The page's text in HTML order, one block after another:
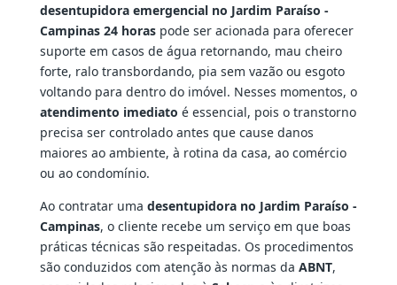
desentupidora emergencial no Jardim Paraíso -
Campinas 24 horaspode ser acionada para oferecer
suporte em casos de água retornando, mau cheiro
forte, ralo transbordando, pia sem vazão ou esgoto
voltando para dentro do imóvel. Nesses momentos, o
atendimento imediato é essencial, pois o transtorno
precisa ser controlado antes que cause danos
maiores ao ambiente, à rotina da casa, ao comércio
ou ao condomínio.
Ao contratar uma desentupidora no Jardim Paraíso -
Campinas, o cliente recebe um serviço em que boas
práticas técnicas são respeitadas. Os procedimentos
são conduzidos com atenção às normas da ABNT,